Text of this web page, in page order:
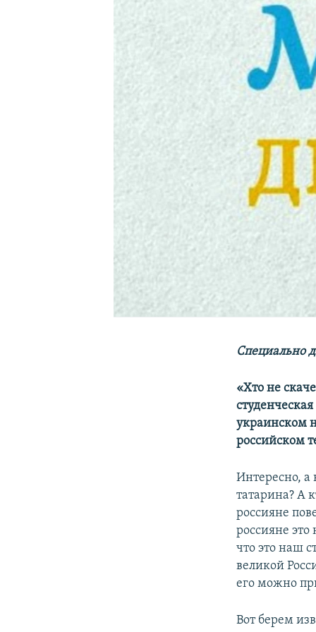
КРЫМ.НЕПОКОРЕННЫЙ
Специально
«Хто не
украинском
российском
Интересно, а
татарина? А
россияне
россияне это
что это наш
великой
его можно
Вот берем